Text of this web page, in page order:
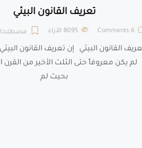
تعريف القانون البيئي
6 Comments الآراء
القانون البيئي إن تعريف القانون
لم يكن معروفاً حتى الثلث الأخير من القرن
بحيث لم